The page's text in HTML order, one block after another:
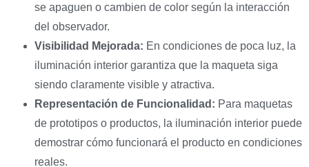
se apaguen o cambien de color según la interacción
del observador.
Visibilidad Mejorada: En condiciones de poca luz, la
iluminación interior garantiza que la maqueta siga
siendo claramente visible y atractiva.
Representación de Funcionalidad: Para maquetas
de prototipos o productos, la iluminación interior puede
demostrar cómo funcionará el producto en condiciones
reales.